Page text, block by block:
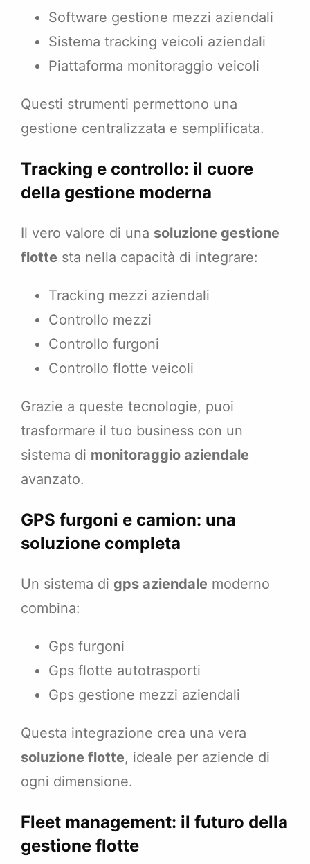
Software gestione mezzi aziendali
Sistema tracking veicoli aziendali
Piattaforma monitoraggio veicoli
Questi strumenti permettono una
gestione centralizzata e semplificata.
Tracking e controllo: il cuore
della gestione moderna
Il vero valore di una soluzione gestione
flotte sta nella capacità di integrare:
Tracking mezzi aziendali
Controllo mezzi
Controllo furgoni
Controllo flotte veicoli
Grazie a queste tecnologie, puoi
trasformare il tuo business con un
sistema di monitoraggio aziendale
avanzato.
GPS furgoni e camion: una
soluzione completa
Un sistema di gps aziendale moderno
combina:
Gps furgoni
Gps flotte autotrasporti
Gps gestione mezzi aziendali
Questa integrazione crea una vera
soluzione flotte, ideale per aziende di
ogni dimensione.
Fleet management: il futuro della
gestione flotte